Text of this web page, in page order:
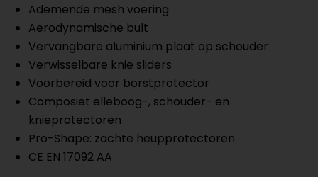
Ademende mesh voering
Aerodynamische bult
Vervangbare aluminium plaat op schouder
Verwisselbare knie sliders
Voorbereid voor borstprotector
Composiet elleboog-, schouder- en
knieprotectoren
Pro-Shape: zachte heupprotectoren
CE EN 17092 AA